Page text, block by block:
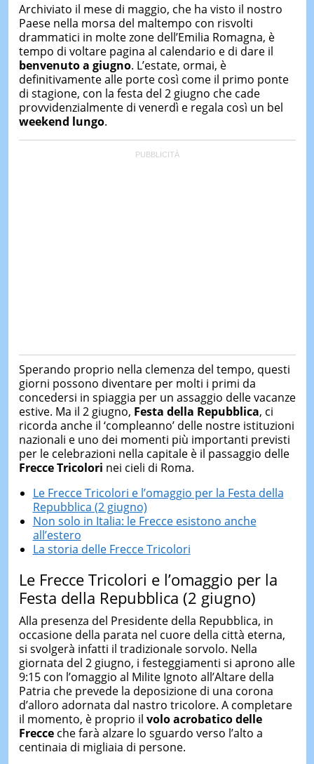
Archiviato il mese di maggio, che ha visto il nostro
Paese nella morsa del maltempo con risvolti
drammatici in molte zone dell’Emilia Romagna, è
tempo di voltare pagina al calendario e di dare il
benvenuto a giugno. L’estate, ormai, è
definitivamente alle porte così come il primo ponte
di stagione, con la festa del 2 giugno che cade
provvidenzialmente di venerdì e regala così un bel
weekend lungo.
Sperando proprio nella clemenza del tempo, questi
giorni possono diventare per molti i primi da
concedersi in spiaggia per un assaggio delle vacanze
estive. Ma il 2 giugno, Festa della Repubblica, ci
ricorda anche il ‘compleanno’ delle nostre istituzioni
nazionali e uno dei momenti più importanti previsti
per le celebrazioni nella capitale è il passaggio delle
Frecce Tricolori nei cieli di Roma.
Le Frecce Tricolori e l’omaggio per la Festa della
Repubblica (2 giugno)
Non solo in Italia: le Frecce esistono anche
all’estero
La storia delle Frecce Tricolori
Le Frecce Tricolori e l’omaggio per la
Festa della Repubblica (2 giugno)
Alla presenza del Presidente della Repubblica, in
occasione della parata nel cuore della città eterna,
si svolgerà infatti il tradizionale sorvolo. Nella
giornata del 2 giugno, i festeggiamenti si aprono alle
9:15 con l’omaggio al Milite Ignoto all’Altare della
Patria che prevede la deposizione di una corona
d’alloro adornata dal nastro tricolore. A completare
il momento, è proprio il volo acrobatico delle
Frecceche farà alzare lo sguardo verso l’alto a
centinaia di migliaia di persone.